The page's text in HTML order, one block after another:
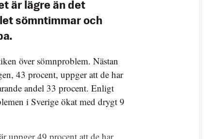
är lägre än det
sömntimmar och
över sömnproblem. Nästan
43 procent, uppger att de har
andel 33 procent. Enligt
i Sverige ökat med drygt 9
uppger 49 procent att de har